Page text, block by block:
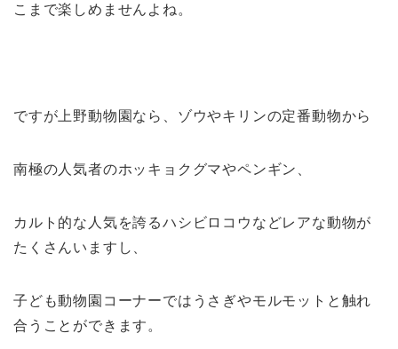
こまで楽しめませんよね。
ですが上野動物園なら、ゾウやキリンの定番動物から
南極の人気者のホッキョクグマやペンギン、
カルト的な人気を誇るハシビロコウなどレアな動物が
たくさんいますし、
子ども動物園コーナーではうさぎやモルモットと触れ
合うことができます。